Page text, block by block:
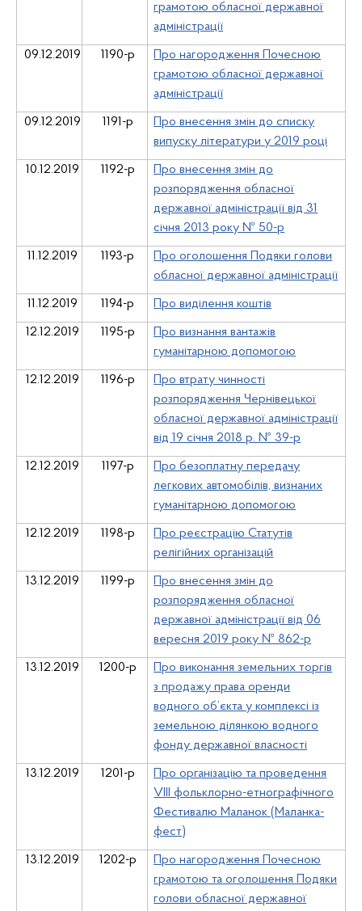
грамотою обласної державної
адміністрації
09.12.2019 1190-р
Про нагородження Почесною
грамотою обласної державної
адміністрації
09.12.2019 1191-р
Про внесення змін до списку
випуску літератури у 2019 році
10.12.2019 1192-р
Про внесення змін до
розпорядження обласної
державної адміністрації від 31
січня 2013 року № 50-р
11.12.2019 1193-р
Про оголошення Подяки голови
обласної державної адміністрації
11.12.2019 1194-р Про виділення коштів
12.12.2019 1195-р
Про визнання вантажів
гуманітарною допомогою
12.12.2019 1196-р
Про втрату чинності
розпорядження Чернівецької
обласної державної адміністрації
від 19 січня 2018 р. № 39-р
12.12.2019 1197-р
Про безоплатну передачу
легкових автомобілів, визнаних
гуманітарною допомогою
12.12.2019 1198-р
Про реєстрацію Статутів
релігійних організацій
13.12.2019 1199-р
Про внесення змін до
розпорядження обласної
державної адміністрації від 06
вересня 2019 року № 862-р
13.12.2019 1200-р
Про виконання земельних торгів
з продажу права оренди
водного об’єкта у комплексі із
земельною ділянкою водного
фонду державної власності
13.12.2019 1201-р
Про організацію та проведення
VIII фольклорно-етнографічного
Фестивалю Маланок (Маланка-
фест)
13.12.2019 1202-р
Про нагородження Почесною
грамотою та оголошення Подяки
голови обласної державної